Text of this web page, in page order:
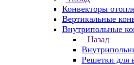
Конвекторы
Вертикальные
Внутрипольные
Назад
Решетки для